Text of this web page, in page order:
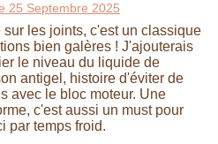
25 Septembre 2025
sur les joints, c'est un classique
bien galères ! J'ajouterais
le niveau du liquide de
antigel, histoire d'éviter de
avec le bloc moteur. Une
c'est aussi un must pour
par temps froid.